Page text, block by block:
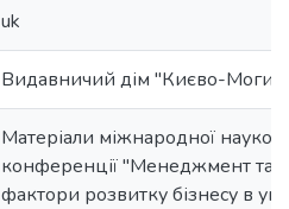
uk
Видавничий дім "Києво-
Матеріали міжнародної
конференції "Менеджмент та
фактори розвитку бізнесу в